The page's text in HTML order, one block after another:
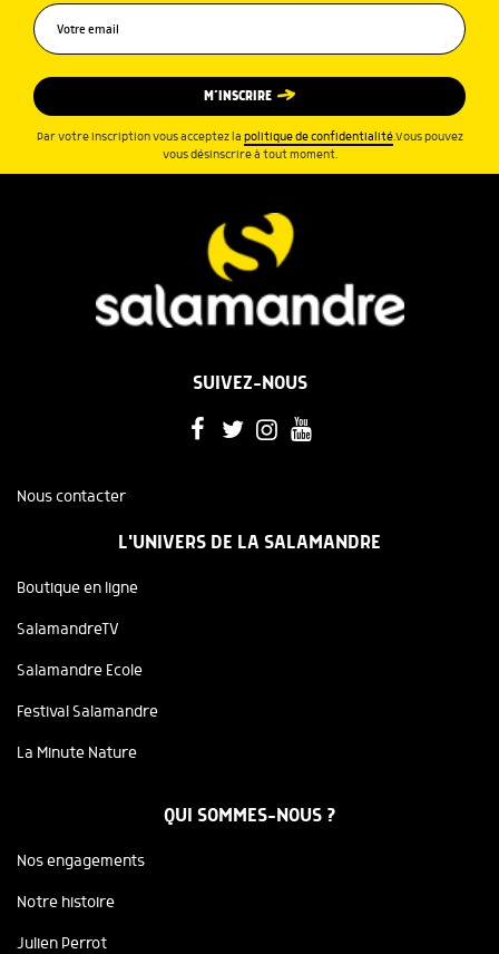
M’INSCRIRE
Par votre inscription vous acceptez la politique de confidentialité.Vous pouvez
vous désinscrire à tout moment.
SUIVEZ-NOUS
Nous contacter
L'UNIVERS DE LA SALAMANDRE
Boutique en ligne
SalamandreTV
Salamandre Ecole
Festival Salamandre
La Minute Nature
QUI SOMMES-NOUS ?
Nos engagements
Notre histoire
Julien Perrot